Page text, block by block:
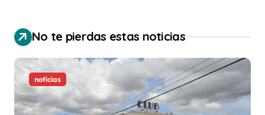
No te pierdas estas noticias
noticias